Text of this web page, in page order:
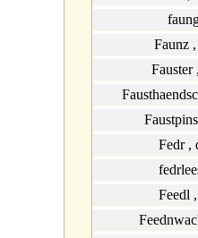
Faunz
Fauster
Fedr ,
Feedl